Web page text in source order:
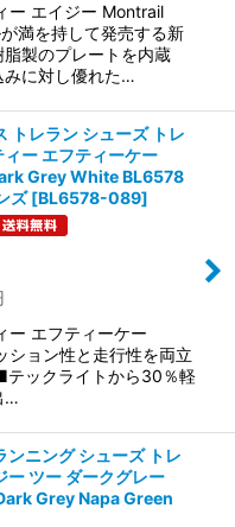
ー エイジー Montrail
満を持して発売する新
製のプレートを内蔵
みに対し優れた…
トレラン シューズ トレ
ー エフティーケー
Grey White BL6578
ズ [BL6578-089]
ー エフティーケー
ョン性と走行性を両立
テックライトから30％軽
…
ンニング シューズ トレ
ー ツー ダークグレー
Grey Napa Green